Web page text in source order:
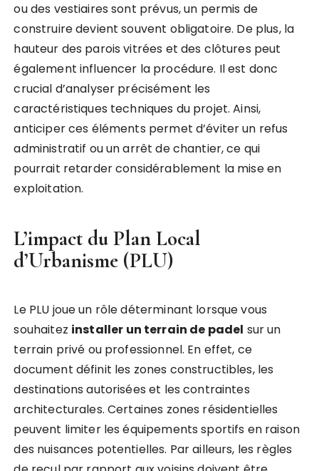
ou des vestiaires sont prévus, un permis de
construire devient souvent obligatoire. De plus, la
hauteur des parois vitrées et des clôtures peut
également influencer la procédure. Il est donc
crucial d’analyser précisément les
caractéristiques techniques du projet. Ainsi,
anticiper ces éléments permet d’éviter un refus
administratif ou un arrêt de chantier, ce qui
pourrait retarder considérablement la mise en
exploitation.
L’impact du Plan Local
d’Urbanisme (PLU)
Le PLU joue un rôle déterminant lorsque vous
souhaitez installer un terrain de padel sur un
terrain privé ou professionnel. En effet, ce
document définit les zones constructibles, les
destinations autorisées et les contraintes
architecturales. Certaines zones résidentielles
peuvent limiter les équipements sportifs en raison
des nuisances potentielles. Par ailleurs, les règles